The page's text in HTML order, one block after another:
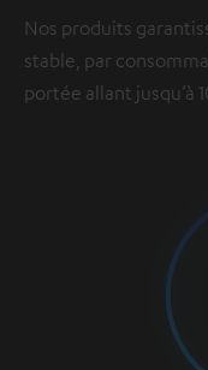
Nos produits
stable, par
portée allant jusqu’à